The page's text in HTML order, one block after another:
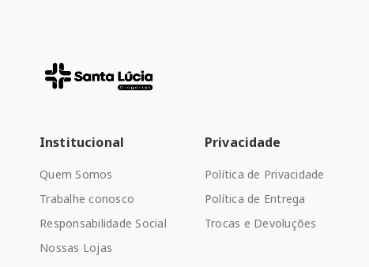
Institucional
Quem Somos
Trabalhe conosco
Responsabilidade Social
Nossas Lojas
Privacidade
Política de Privacidade
Política de Entrega
Trocas e Devoluções